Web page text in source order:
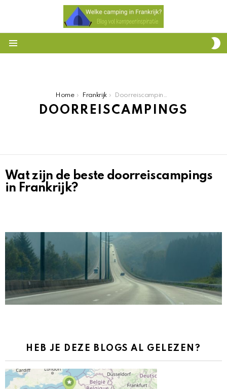
Home Frankrijk Doorreiscampings
DOORREISCAMPINGS
HET
OVERZICHT
Wat zijn de beste doorreiscampings
in Frankrijk?
HEB JE DEZE BLOGS AL GELEZEN?